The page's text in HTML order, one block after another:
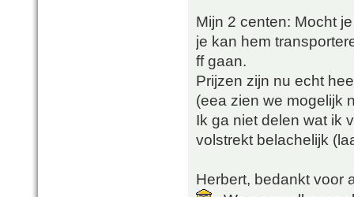
Mijn 2 centen: Mocht
je kan hem
ff gaan.
Prijzen zijn nu echt
(eea zien we mogelijk
Ik ga niet delen wat ik
volstrekt belachelijk
Herbert, bedankt voor